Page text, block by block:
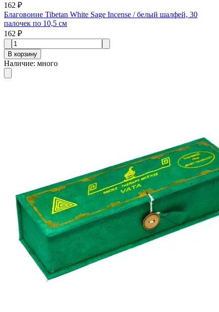
162 ₽
Благовоние Tibetan White Sage Incense / белый шалфей, 30
палочек по 10,5 см
162 ₽
В корзину
Наличие: много